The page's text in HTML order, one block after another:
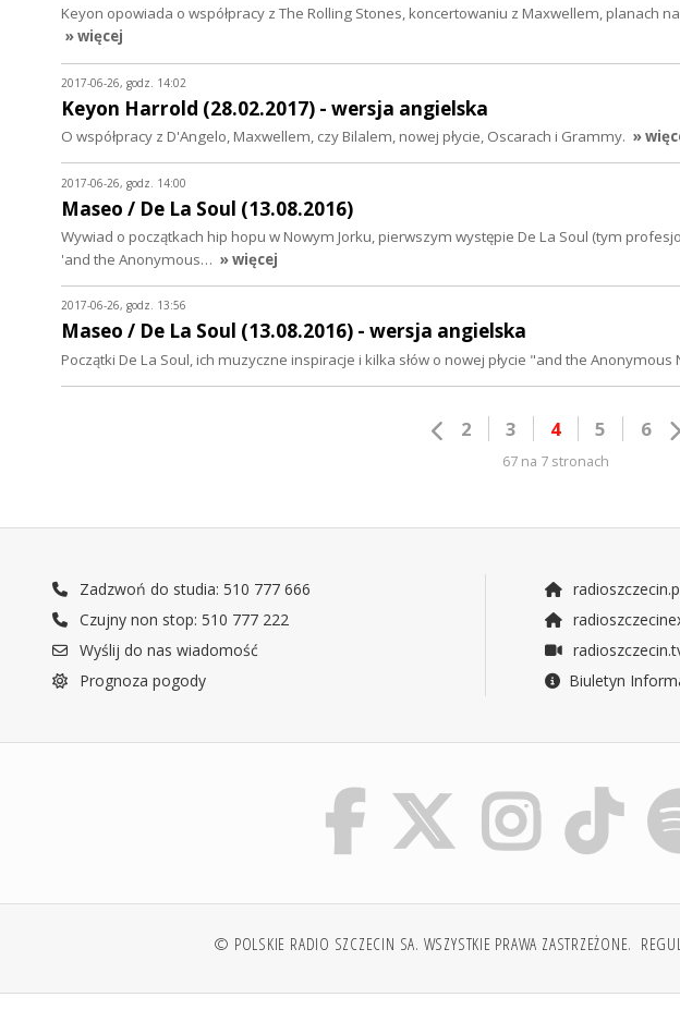
Keyon opowiada o współpracy z The Rolling Stones, koncertowaniu z Maxwellem, planach
» więcej
2017-06-26, godz. 14:02
Keyon Harrold (28.02.2017) - wersja angielska
O współpracy z D'Angelo, Maxwellem, czy Bilalem, nowej płycie, Oscarach i Grammy. »
2017-06-26, godz. 14:00
Maseo / De La Soul (13.08.2016)
Wywiad o początkach hip hopu w Nowym Jorku, pierwszym występie De La Soul (tym
'and the Anonymous… » więcej
2017-06-26, godz. 13:56
Maseo / De La Soul (13.08.2016) - wersja angielska
Początki De La Soul, ich muzyczne inspiracje i kilka słów o nowej płycie "and the Anonymous
2 3 4 5 6
67 na 7 stronach
Zadzwoń do studia: 510 777 666
Czujny non stop: 510 777 222
Wyślij do nas wiadomość
Prognoza pogody
Biuletyn
© POLSKIE RADIO SZCZECIN SA. WSZYSTKIE PRAWA ZASTRZEŻONE.